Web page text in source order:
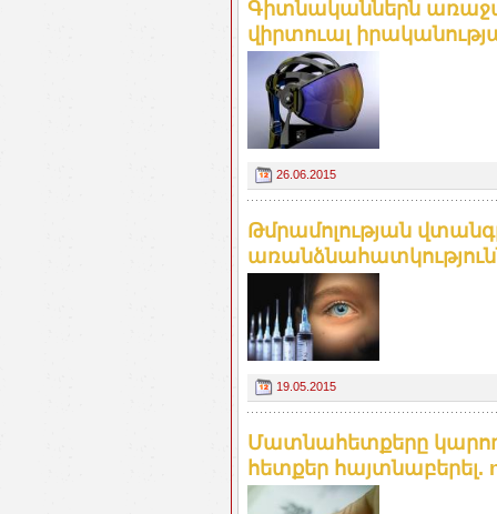
Գիտնականներն
վիրտուալ
26.06.2015
Թմրամոլության
19.05.2015
Մատնահետքերը կարող
հետքեր հայտնաբերել.